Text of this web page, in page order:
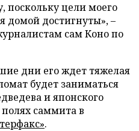
поскольку цели моего
домой достигнуты», –
сам Коно по
дни его ждет тяжелая
будет заниматься
и японского
саммита в
.